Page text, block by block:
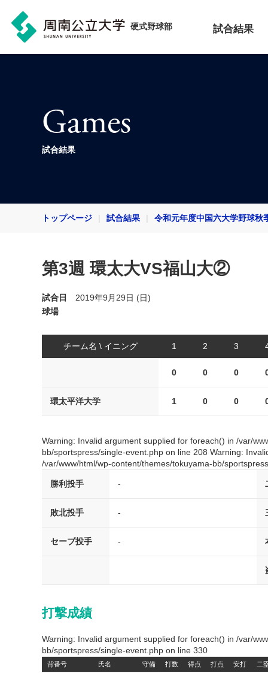
硬式野球部 試合結果
Games
試合結果
トップページ 試合結果 令和元年度中国六大学野球秋
第3週 環太大VS福山大②
試合日
2019年9月29日 (日)
球場
チーム名 \ イニング 1 2 3
0 0 0
環太平洋大学 1 0 0
Warning: Invalid argument supplied for foreach() in /var/
bb/sportspress/single-event.php on line 208 Warning:
/var/www/html/wp-content/themes/tokuyama-bb/
勝利投手 -
敗北投手 -
セーブ投手 -
打撃成績
Warning: Invalid argument supplied for foreach() in /var/
bb/sportspress/single-event.php on line 330
背番号 氏名 守備 打数 得点 打点 安打 二